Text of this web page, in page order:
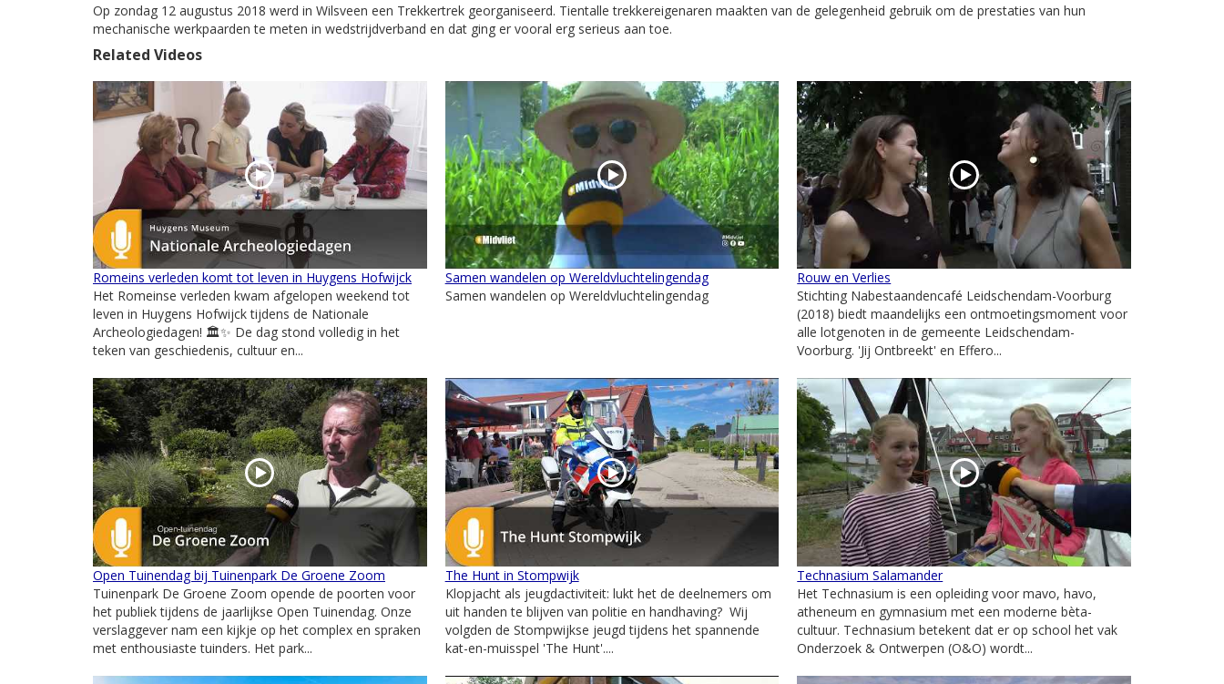
Op zondag 12 augustus 2018 werd in Wilsveen een Trekkertrek georganiseerd. Tientalle trekkereigenaren maakten van de gelegenheid gebruik om de prestaties van hun
mechanische werkpaarden te meten in wedstrijdverband en dat ging er vooral erg serieus aan toe.
Related Videos
Romeins verleden komt tot leven in Huygens Hofwijck
Het Romeinse verleden kwam afgelopen weekend tot
leven in Huygens Hofwijck tijdens de Nationale
Archeologiedagen! 🏛️✨ De dag stond volledig in het
teken van geschiedenis, cultuur en...
Samen wandelen op Wereldvluchtelingendag
Samen wandelen op Wereldvluchtelingendag
Rouw en Verlies
Stichting Nabestaandencafé Leidschendam-Voorburg
(2018) biedt maandelijks een ontmoetingsmoment voor
alle lotgenoten in de gemeente Leidschendam-
Voorburg. 'Jij Ontbreekt' en Effero...
Open Tuinendag bij Tuinenpark De Groene Zoom
Tuinenpark De Groene Zoom opende de poorten voor
het publiek tijdens de jaarlijkse Open Tuinendag. Onze
verslaggever nam een kijkje op het complex en spraken
met enthousiaste tuinders. Het park...
The Hunt in Stompwijk
Klopjacht als jeugdactiviteit: lukt het de deelnemers om
uit handen te blijven van politie en handhaving? Wij
volgden de Stompwijkse jeugd tijdens het spannende
kat-en-muisspel 'The Hunt'....
Technasium Salamander
Het Technasium is een opleiding voor mavo, havo,
atheneum en gymnasium met een moderne bèta-
cultuur. Technasium betekent dat er op school het vak
Onderzoek & Ontwerpen (O&O) wordt...